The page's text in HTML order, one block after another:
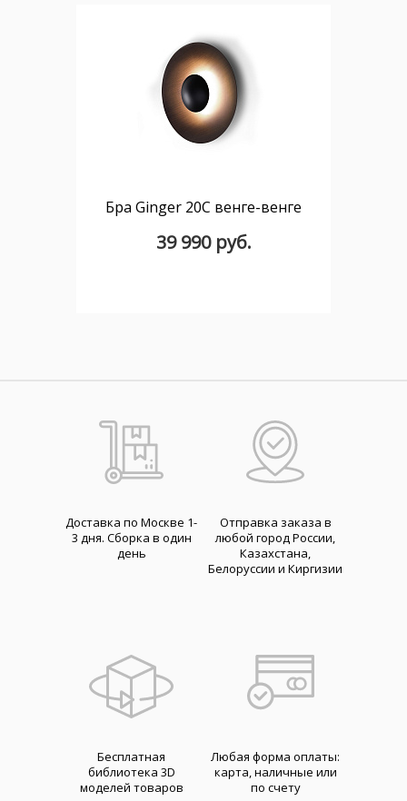
Бра Ginger 20C венге-венге
39 990 руб.
Доставка по Москве 1-
3 дня. Cборка в один
день
Отправка заказа в
любой город России,
Казахстана,
Белоруссии и Киргизии
Бесплатная
библиотека 3D
моделей товаров
Любая форма оплаты:
карта, наличные или
по счету